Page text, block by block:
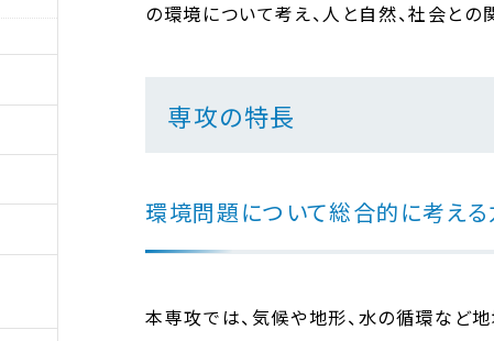
の環境について考え、人と自然、社会との
専攻の特長
環境問題について総合的に考え
本専攻では、気候や地形、水の循環など